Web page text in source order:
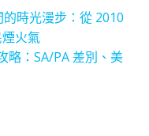
的時光漫步：從 2010
火氣
略：SA/PA 差別、美